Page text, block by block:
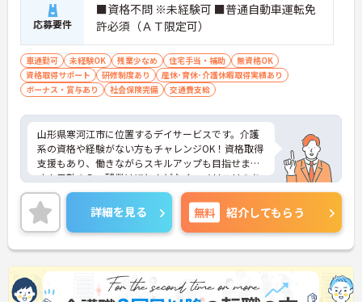
応募要件
■資格不問 ※未経験可 ■普通自動車運転免
許必須（ＡＴ限定可）
車通勤可 未経験OK 残業少なめ 住宅手当・補助
無資格OK
資格取得サポート
研修制度あり
産休･育休･介護休暇取得実績あり
ボーナス・賞与あり
社会保険完備 交通費支給
山形県寒河江市に位置するデイサービスです。介護
系の資格や経験がない方もチャレンジOK！資格取得
支援もあり、働きながらスキルアップも目指せま
す！日勤のみ、残業はほとんどなく、メリハリのあ
る勤務が可能です。ご興味のある方には、面接対策
ポイントなど、さらに詳細をお話しいたしますので
お気軽にご相談ください！
詳細を見る 無料 紹介してもらう